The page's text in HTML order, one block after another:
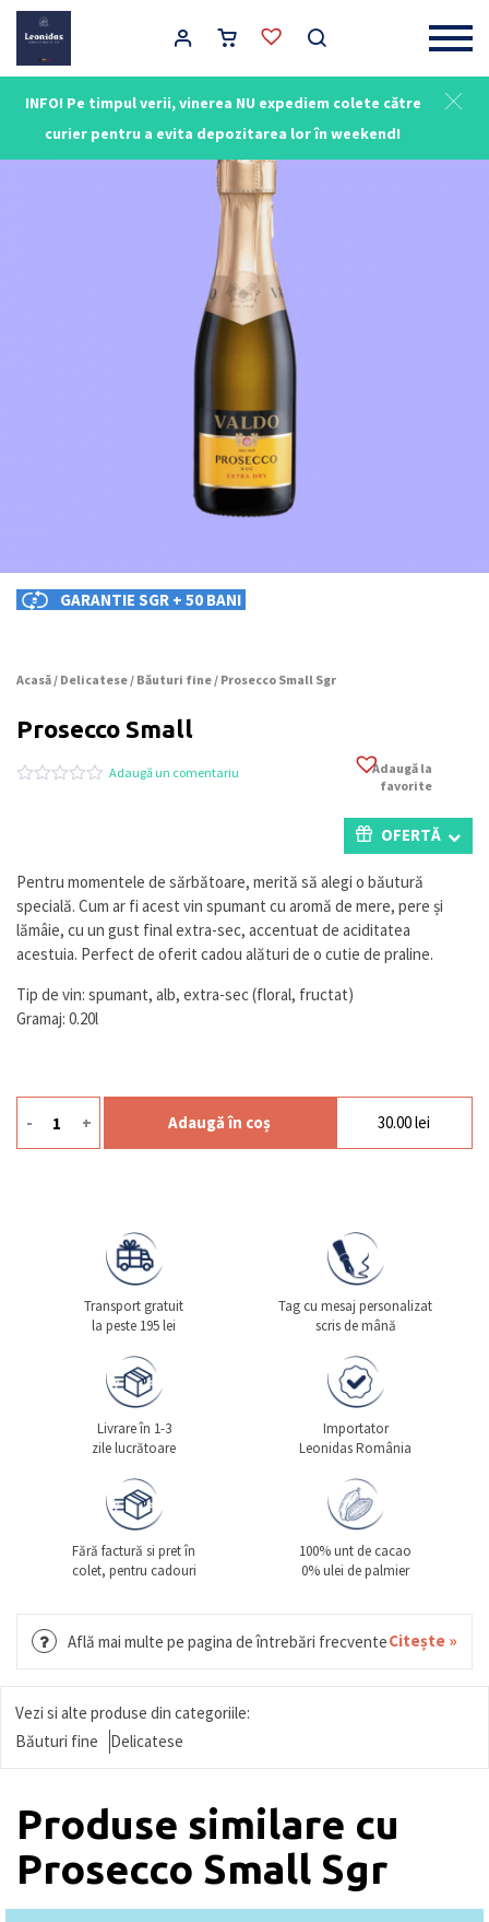
INFO! Pe timpul verii, vinerea NU expediem colete către
curier pentru a evita depozitarea lor în weekend!
Main Navigation
GARANTIE SGR + 50 BANI
Acasă/ Delicatese/ Băuturi fine/ Prosecco Small Sgr
Prosecco Small
pe
a
evaluări
la
Adaugă un comentariu
Adaugă la
favorite
OFERTĂ
Pentru momentele de sărbătoare, merită să alegi o băutură
specială. Cum ar fi acest vin spumant cu aromă de mere, pere și
lămâie, cu un gust final extra-sec, accentuat de aciditatea
acestuia. Perfect de oferit cadou alături de o cutie de praline.
Tip de vin: spumant, alb, extra-sec (floral, fructat)
Gramaj: 0.20l
Cantitate Prosecco Small Sgr
- + Adaugă în coș 30.00lei
Transport gratuit
la peste 195 lei
Tag cu mesaj personalizat
scris de mână
Livrare în 1-3
zile lucrătoare
Importator
Leonidas România
Fără factură si pret în
colet, pentru cadouri
100% unt de cacao
0% ulei de palmier
Află mai multe pe pagina de întrebări frecventeCitește »
Vezi si alte produse din categoriile:
Băuturi fine
Delicatese
Produse similare cu
Prosecco Small Sgr